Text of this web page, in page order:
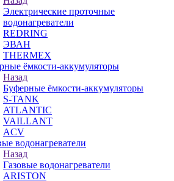
Электрические проточные
водонагреватели
REDRING
ЭВАН
THERMEX
ёмкости-аккумуляторы
Назад
Буферные ёмкости-аккумуляторы
S-TANK
ATLANTIC
VAILLANT
ACV
водонагреватели
Назад
Газовые водонагреватели
ARISTON